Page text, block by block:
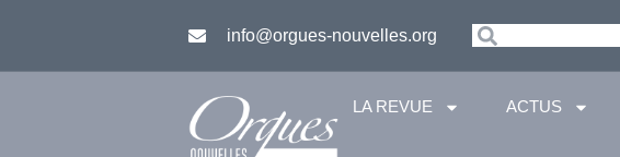
info@orgues-nouvelles.org
LA REVUE ACTUS